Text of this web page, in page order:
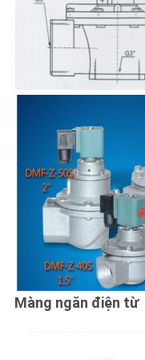
Màng ngăn điện từ